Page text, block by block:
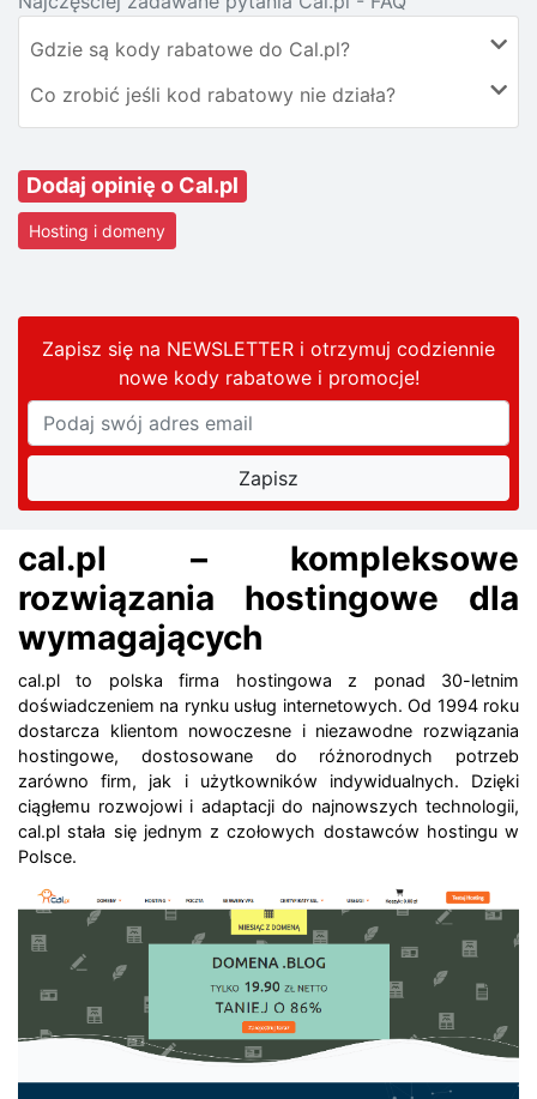
Gdzie są kody rabatowe do Cal.pl?
Co zrobić jeśli kod rabatowy nie działa?
Dodaj opinię o Cal.pl
Hosting i domeny
Zapisz się na NEWSLETTER i otrzymuj codziennie
nowe kody rabatowei promocje!
cal.pl – kompleksowe
rozwiązania hostingowe dla
wymagających
cal.pl to polska firma hostingowa z ponad 30-letnim
doświadczeniem na rynku usług internetowych. Od 1994 roku
dostarcza klientom nowoczesne i niezawodne rozwiązania
hostingowe, dostosowane do różnorodnych potrzeb
zarówno firm, jak i użytkowników indywidualnych. Dzięki
ciągłemu rozwojowi i adaptacji do najnowszych technologii,
cal.pl stała się jednym z czołowych dostawców hostingu w
Polsce.